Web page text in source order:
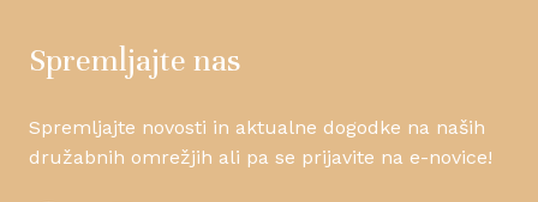
Spremljajte nas
Spremljajte novosti in aktualne dogodke na naših
družabnih omrežjih ali pa se prijavite na e-novice!